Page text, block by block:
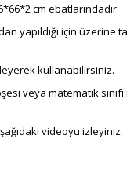
cm ebatlarındadır
yapıldığı için üzerine
kullanabilirsiniz.
veya matematik sınıfı
videoyu izleyiniz.